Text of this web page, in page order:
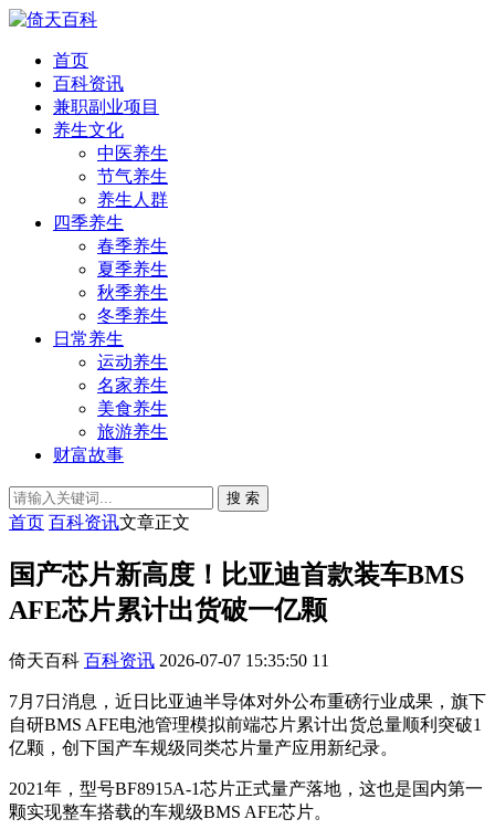
首页
百科资讯
兼职副业项目
养生文化
中医养生
节气养生
养生人群
四季养生
春季养生
夏季养生
秋季养生
冬季养生
日常养生
运动养生
名家养生
美食养生
旅游养生
财富故事
搜 索
首页 百科资讯文章正文
国产芯片新高度！比亚迪首款装车BMS
AFE芯片累计出货破一亿颗
倚天百科 百科资讯 2026-07-07 15:35:50 11
7月7日消息，近日比亚迪半导体对外公布重磅行业成果，旗下
自研BMS AFE电池管理模拟前端芯片累计出货总量顺利突破1
亿颗，创下国产车规级同类芯片量产应用新纪录。
2021年，型号BF8915A-1芯片正式量产落地，这也是国内第一
颗实现整车搭载的车规级BMS AFE芯片。